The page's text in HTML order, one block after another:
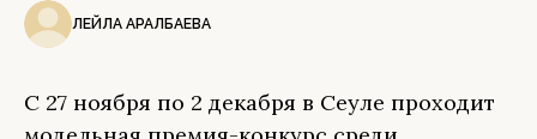
ЛЕЙЛА АРАЛБАЕВА
С 27 ноября по 2 декабря в Сеуле проходит